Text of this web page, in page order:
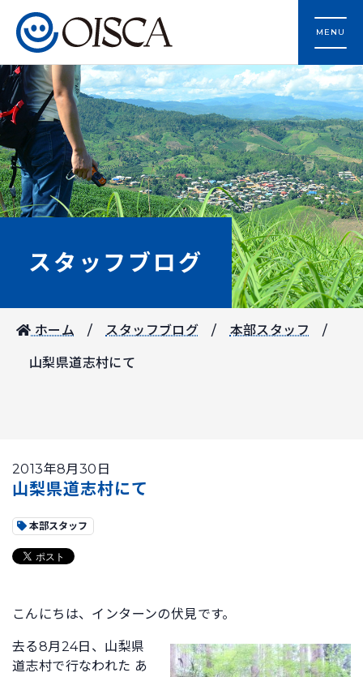
MENU
スタッフブログ
ホーム スタッフブログ 本部スタッフ
山梨県道志村にて
2013年8月30日
山梨県道志村にて
本部スタッフ
こんにちは、インターンの伏見です。
去る8月24日、山梨県
道志村で行なわれた あ